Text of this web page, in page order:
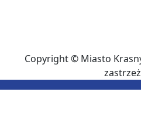
Copyright © Miasto